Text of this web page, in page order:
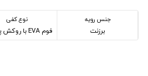
جنس رویه
برزنت
نوع کفی
فوم EVA با روکش پارچه‌ای